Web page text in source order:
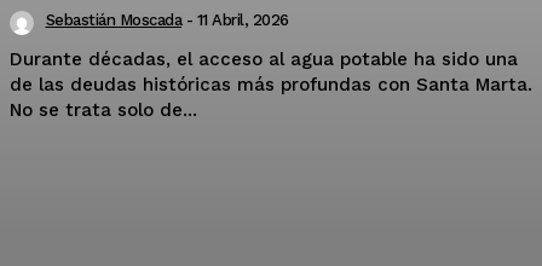
Sebastián Moscada - 11 Abril, 2026
Durante décadas, el acceso al agua potable ha sido una
de las deudas históricas más profundas con Santa Marta.
No se trata solo de...